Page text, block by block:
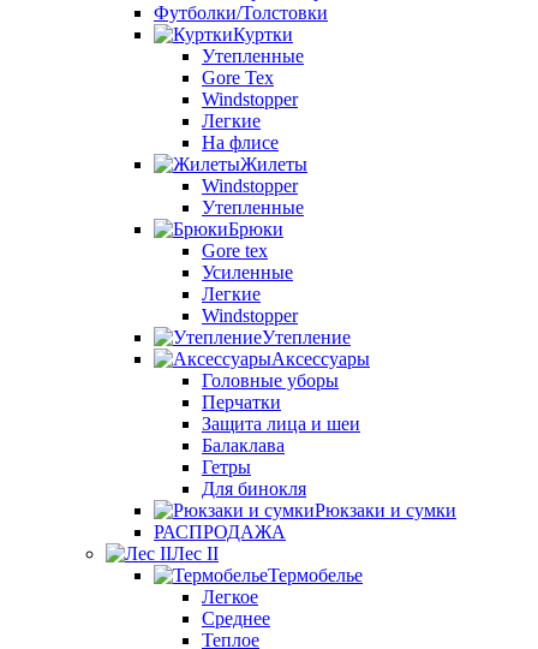
Футболки/Толстовки
Куртки
Утепленные
Gore Tex
Windstopper
Легкие
На флисе
Жилеты
Windstopper
Утепленные
Брюки
Gore tex
Усиленные
Легкие
Windstopper
Утепление
Аксессуары
Головные уборы
Перчатки
Защита лица и шеи
Балаклава
Гетры
Для бинокля
Рюкзаки и сумки
РАСПРОДАЖА
Лес II
Термобелье
Легкое
Среднее
Теплое